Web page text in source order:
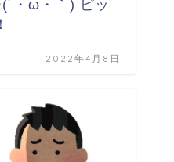
・ω・｀) ピッ
2022年4月8日